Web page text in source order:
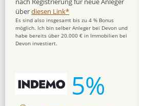
überdiesen Link*
Es sind also insgesamt bis zu 4 % Bonus
möglich. Ich bin selber Anleger bei Devon und
habe bereits über 20.000 € in Immobilien bei
Devon investiert.
5%